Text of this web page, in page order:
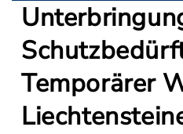
Temporärer